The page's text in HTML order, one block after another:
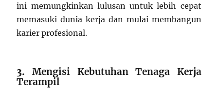
ini memungkinkan lulusan untuk lebih cepat
memasuki dunia kerja dan mulai membangun
karier profesional.
3. Mengisi Kebutuhan Tenaga Kerja
Terampil